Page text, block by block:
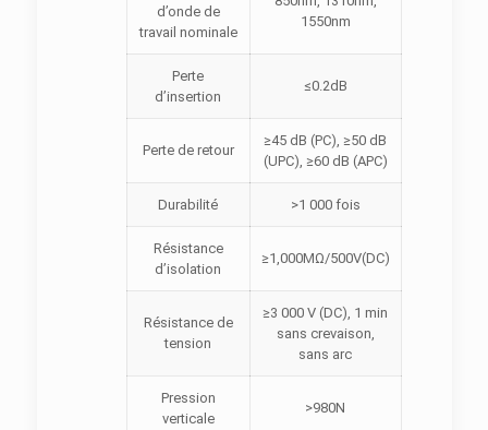
d’onde de
travail nominale
1550nm
Perte
d’insertion
≤0.2dB
Perte de retour
≥45 dB (PC), ≥50 dB
(UPC), ≥60 dB (APC)
Durabilité >1 000 fois
Résistance
d’isolation
≥1,000MΩ/500V(DC)
Résistance de
tension
≥3 000 V (DC), 1 min
sans crevaison,
sans arc
Pression
verticale
>980N